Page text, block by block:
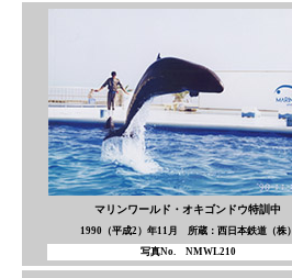
マリンワールド・オキゴンドウ特訓中
1990（平成2）年11月 所蔵：西日本鉄道（株）
写真No. NMWL210